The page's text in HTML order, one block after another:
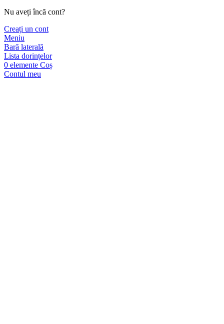
Nu aveți încă cont?
Creați un cont
Meniu
Bară laterală
Lista dorințelor
0 elemente Coș
Contul meu